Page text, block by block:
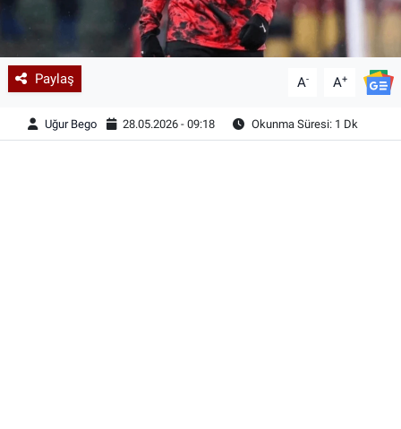
Paylaş A- A+
Uğur Bego 28.05.2026 - 09:18 Okunma Süresi: 1 Dk